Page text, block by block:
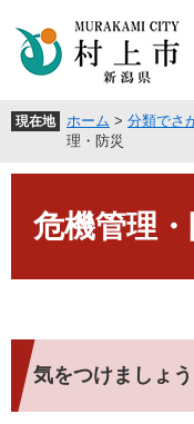
頭
す
飛
し
現在地 ホーム > 分類でさ
理・防災
危機管理・
気をつけましょう